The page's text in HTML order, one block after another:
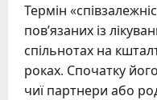
Термін
пов’язаних із
спільнотах на
роках. Спочатку
чиї партнери або